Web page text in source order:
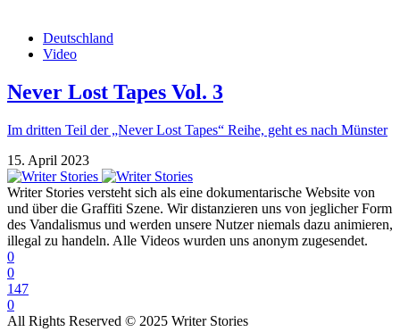
Deutschland
Video
Never Lost Tapes Vol. 3
Im dritten Teil der „Never Lost Tapes“ Reihe, geht es nach Münster
15. April 2023
Writer Stories versteht sich als eine dokumentarische Website von
und über die Graffiti Szene. Wir distanzieren uns von jeglicher Form
des Vandalismus und werden unsere Nutzer niemals dazu animieren,
illegal zu handeln. Alle Videos wurden uns anonym zugesendet.
0
0
147
0
All Rights Reserved © 2025 Writer Stories